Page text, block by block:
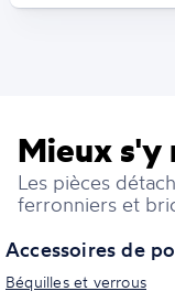
Mieux
Les pièces
ferronniers et
Accessoires de
Béquilles et verrous